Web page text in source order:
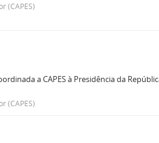
(CAPES)
a CAPES à Presidência da
(CAPES)